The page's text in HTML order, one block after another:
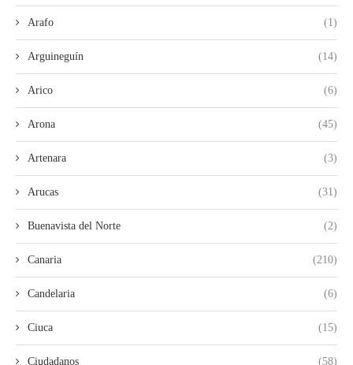
Arafo (1)
Arguineguín (14)
Arico (6)
Arona (45)
Artenara (3)
Arucas (31)
Buenavista del Norte (2)
Canaria (210)
Candelaria (6)
Ciuca (15)
Ciudadanos (58)